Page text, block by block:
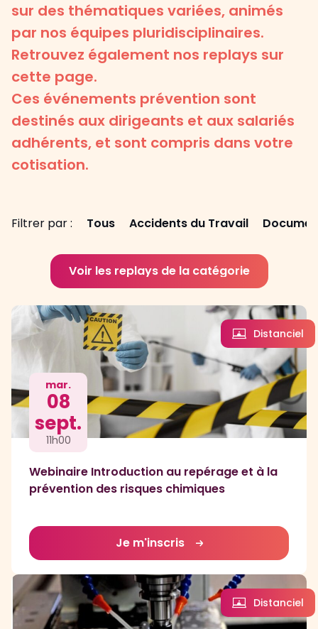
sur des thématiques variées, animés
par nos équipes pluridisciplinaires.
Retrouvez également nos replays sur
cette page.
Ces événements prévention sont
destinés aux dirigeants et aux salariés
adhérents, et sont compris dans votre
cotisation.
Filtrer par : Tous Accidents du Travail
Voir les replays de la catégorie
mar.
08
sept.
11h00
Webinaire Introduction au repérage et à la
prévention des risques chimiques
Distanciel
Je m'inscris
Distanciel